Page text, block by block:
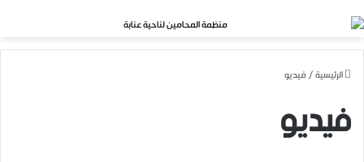
الرئيسية / فيديو
فيديو